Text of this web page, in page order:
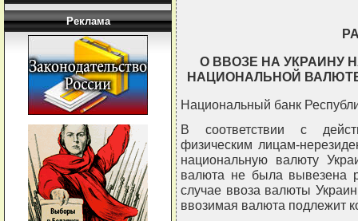
Реклама
О ВВОЗЕ НА УКРАИНУ
НАЦИОНАЛЬНОЙ
Национальный банк
В соответствии с
физическим лицам-
национальную валюту
валюта не была вывезена
случае ввоза валюты
ввозимая валюта подлежит